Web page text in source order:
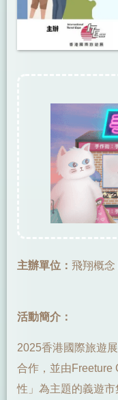
主辦單位： 飛翔概念
活動簡介：
2025香港國際旅遊
合作，並由Freeture
性」為主題的義遊